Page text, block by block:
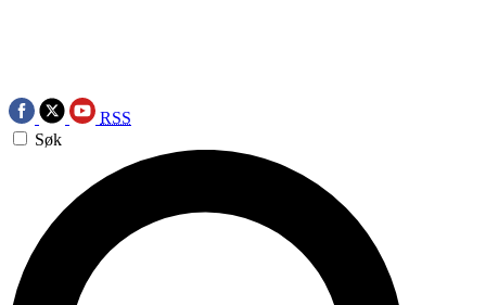
RSS
Søk